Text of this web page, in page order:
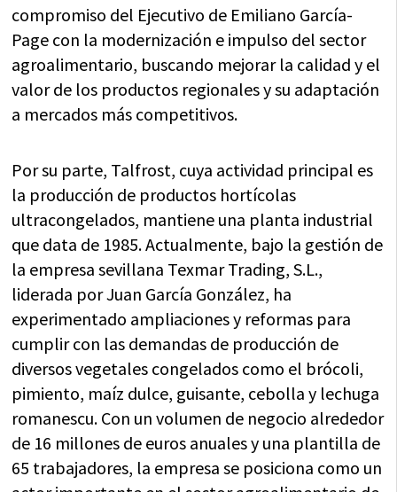
compromiso del Ejecutivo de Emiliano García-
Page con la modernización e impulso del sector
agroalimentario, buscando mejorar la calidad y el
valor de los productos regionales y su adaptación
a mercados más competitivos.
Por su parte, Talfrost, cuya actividad principal es
la producción de productos hortícolas
ultracongelados, mantiene una planta industrial
que data de 1985. Actualmente, bajo la gestión de
la empresa sevillana Texmar Trading, S.L.,
liderada por Juan García González, ha
experimentado ampliaciones y reformas para
cumplir con las demandas de producción de
diversos vegetales congelados como el brócoli,
pimiento, maíz dulce, guisante, cebolla y lechuga
romanescu. Con un volumen de negocio alrededor
de 16 millones de euros anuales y una plantilla de
65 trabajadores, la empresa se posiciona como un